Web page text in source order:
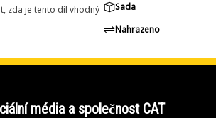
zda je tento díl vhodný
Sada
Nahrazeno
média a společnost CAT